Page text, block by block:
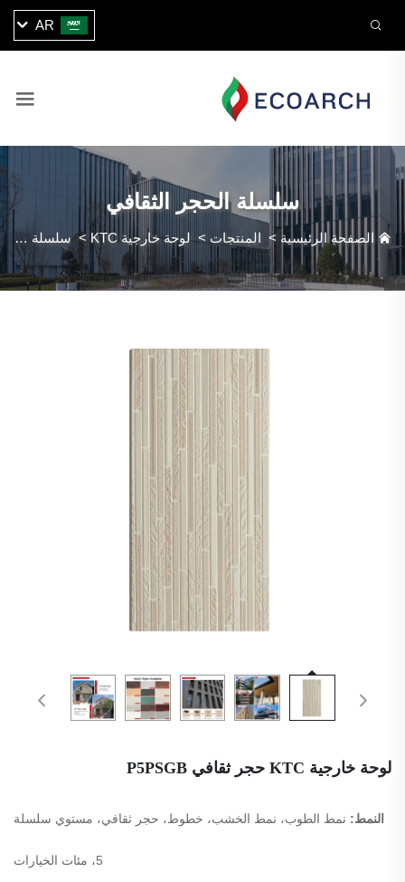
AR
سلسلة الحجر الثقافي
الصفحة الرئيسية > المنتجات >لوحة خارجية KTC >سلسلة الحجر الثقافي
لوحة خارجية KTC حجر ثقافي P5PSGB
النمط: نمط الطوب، نمط الخشب، خطوط، حجر ثقافي، مستوي سلسلة
5، مئات الخيارات